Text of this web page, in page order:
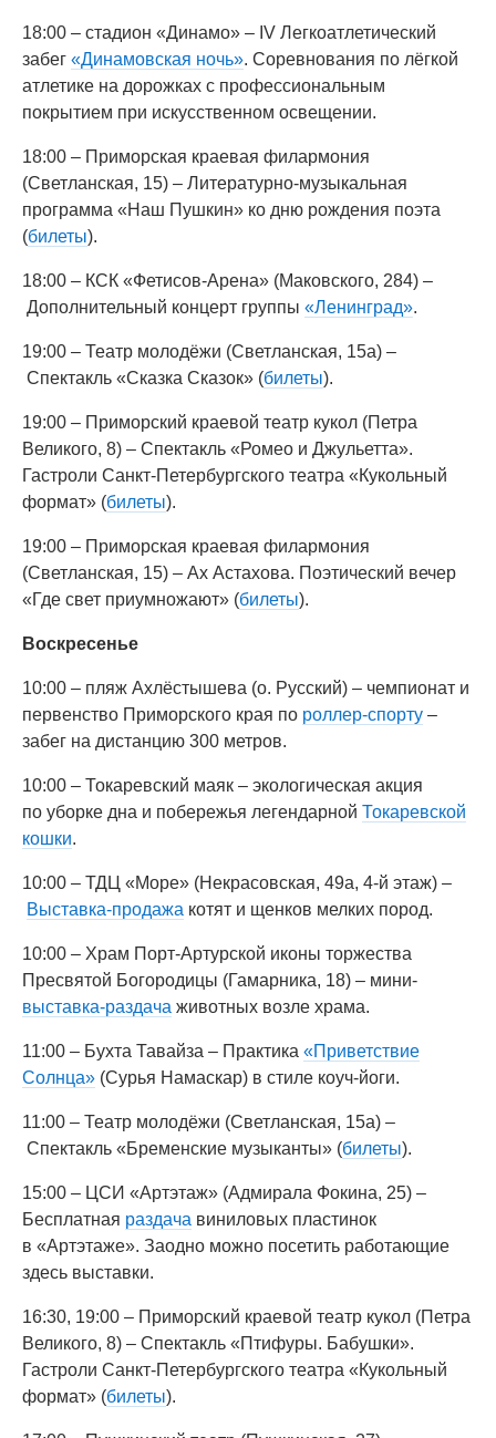
18:00 – стадион «Динамо» – IV Легкоатлетический
забег «Динамовская ночь». Соревнования по лёгкой
атлетике на дорожках с профессиональным
покрытием при искусственном освещении.
18:00 – Приморская краевая филармония
(Светланская, 15) – Литературно-музыкальная
программа «Наш Пушкин» ко дню рождения поэта
(билеты).
18:00 – КСК «Фетисов-Арена» (Маковского, 284) –
Дополнительный концерт группы «Ленинград».
19:00 – Театр молодёжи (Светланская, 15а) –
Спектакль «Сказка Сказок» (билеты).
19:00 – Приморский краевой театр кукол (Петра
Великого, 8) – Спектакль «Ромео и Джульетта».
Гастроли Санкт-Петербургского театра «Кукольный
формат» (билеты).
19:00 – Приморская краевая филармония
(Светланская, 15) – Ах Астахова. Поэтический вечер
«Где свет приумножают» (билеты).
Воскресенье
10:00 – пляж Ахлёстышева (о. Русский) – чемпионат и
первенство Приморского края по роллер-спорту –
забег на дистанцию 300 метров.
10:00 – Токаревский маяк – экологическая акция
по уборке дна и побережья легендарной Токаревской
кошки.
10:00 – ТДЦ «Море» (Некрасовская, 49а, 4-й этаж) –
Выставка-продажа котят и щенков мелких пород.
10:00 – Храм Порт-Артурской иконы торжества
Пресвятой Богородицы (Гамарника, 18) – мини-
выставка-раздача животных возле храма.
11:00 – Бухта Тавайза – Практика «Приветствие
Солнца» (Сурья Намаскар) в стиле коуч-йоги.
11:00 – Театр молодёжи (Светланская, 15а) –
Спектакль «Бременские музыканты» (билеты).
15:00 – ЦСИ «Артэтаж» (Адмирала Фокина, 25) –
Бесплатная раздача виниловых пластинок
в «Артэтаже». Заодно можно посетить работающие
здесь выставки.
16:30, 19:00 – Приморский краевой театр кукол (Петра
Великого, 8) – Спектакль «Птифуры. Бабушки».
Гастроли Санкт-Петербургского театра «Кукольный
формат» (билеты).